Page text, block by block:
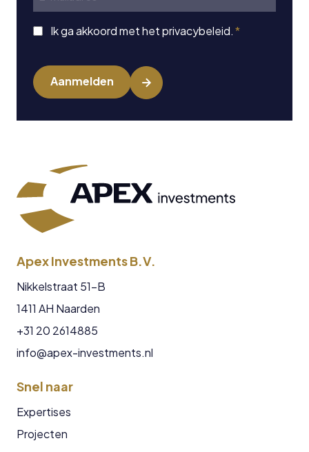
Instemming
*
Ik ga akkoord met het privacybeleid.*
Aanmelden
Apex Investments B.V.
Nikkelstraat 51-B
1411 AH Naarden
+31 20 2614885
info@apex-investments.nl
Snel naar
Expertises
Projecten